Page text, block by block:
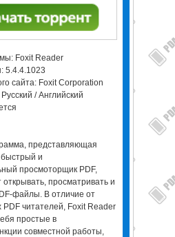
Foxit Reader
5.4.4.1023
сайта: Foxit Corporation
/ Английский
представляющая
и
просмоторщик PDF,
открывать, просматривать и
файлы. В отличие от
PDF читателей, Foxit Reader
простые в
совместной работы,